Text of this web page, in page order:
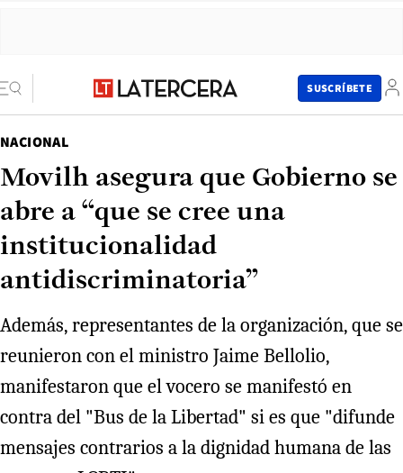
SUSCRÍBETE
NACIONAL
Movilh asegura que Gobierno se
abre a “que se cree una
institucionalidad
antidiscriminatoria”
Además, representantes de la organización, que se
reunieron con el ministro Jaime Bellolio,
manifestaron que el vocero se manifestó en
contra del "Bus de la Libertad" si es que "difunde
mensajes contrarios a la dignidad humana de las